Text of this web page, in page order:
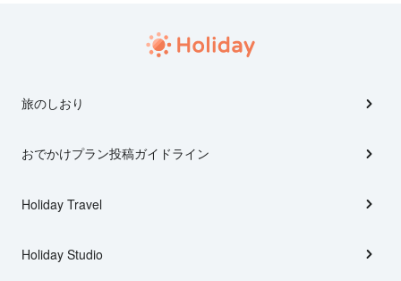
旅のしおり
おでかけプラン投稿ガイドライン
Holiday Travel
Holiday Studio